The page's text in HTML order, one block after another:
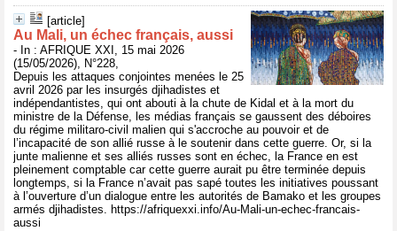
[article]
Au Mali, un échec français, aussi
- In : AFRIQUE XXI, 15 mai 2026
(15/05/2026), N°228,
Depuis les attaques conjointes menées le 25
avril 2026 par les insurgés djihadistes et
indépendantistes, qui ont abouti à la chute de Kidal et à la mort du
ministre de la Défense, les médias français se gaussent des déboires
du régime militaro-civil malien qui s'accroche au pouvoir et de
l’incapacité de son allié russe à le soutenir dans cette guerre. Or, si la
junte malienne et ses alliés russes sont en échec, la France en est
pleinement comptable car cette guerre aurait pu être terminée depuis
longtemps, si la France n’avait pas sapé toutes les initiatives poussant
à l’ouverture d’un dialogue entre les autorités de Bamako et les groupes
armés djihadistes. https://afriquexxi.info/Au-Mali-un-echec-francais-
aussi